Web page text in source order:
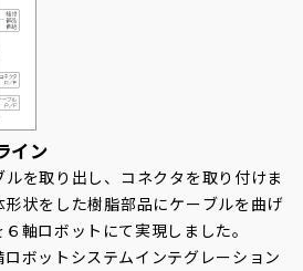
イン
を取り出し、コネクタを取り付けま
状をした樹脂部品にケーブルを曲げ
軸ロボットにて実現しました。
ロボットシステムインテグレーション